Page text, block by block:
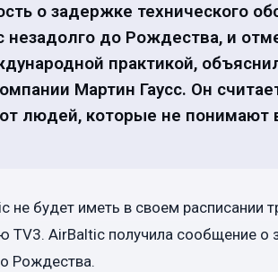
о задержке технического
незадолго до Рождества, и
практикой,
Мартин Гаусс. Он
людей, которые не понимают
не будет иметь в своем расписании
TV3. AirBaltic получила сообщение
Рождества.